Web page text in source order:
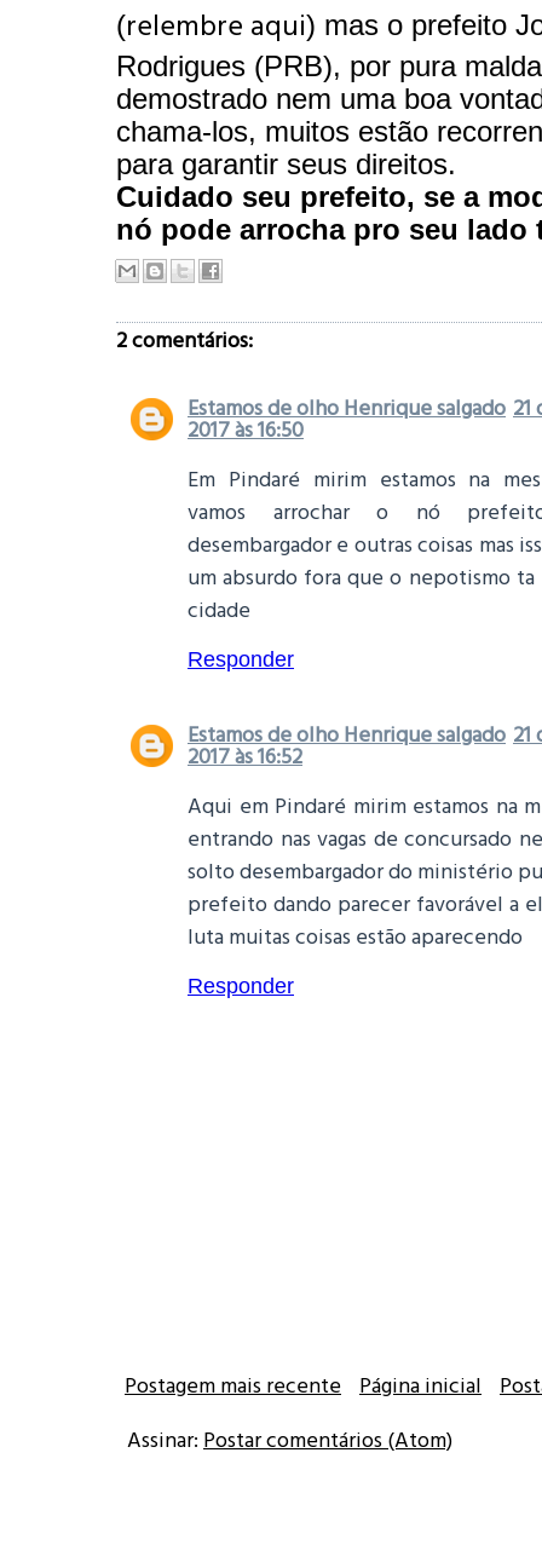
(relembre aqui) mas o prefeito
Rodrigues (PRB), por pura
demostrado nem uma boa
chama-los, muitos estão
para garantir seus direitos.
Cuidado seu prefeito, se a
nó pode arrocha pro seu lado
2 comentários:
Estamos de olho Henrique salgado
2017 às 16:50
Em Pindaré mirim estamos na
vamos arrochar o nó
desembargador e outras coisas mas
um absurdo fora que o nepotismo ta
cidade
Responder
Estamos de olho Henrique salgado
2017 às 16:52
Aqui em Pindaré mirim estamos na
entrando nas vagas de concursado
solto desembargador do ministério
prefeito dando parecer favorável a
luta muitas coisas estão aparecendo
Responder
Postagem mais recente Página inicial
Assinar: Postar comentários (Atom)